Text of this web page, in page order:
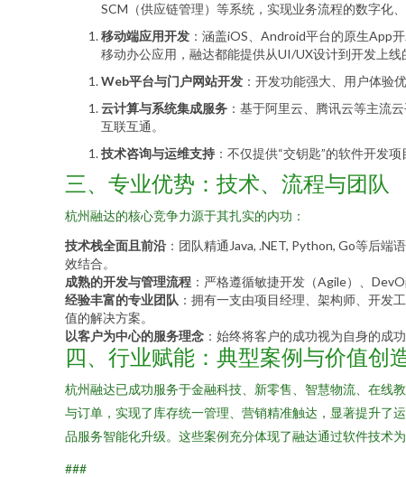
SCM（供应链管理）等系统，实现业务流程的数字化、
移动端应用开发 ：涵盖iOS、Android平台的原生App
移动办公应用，融达都能提供从UI/UX设计到开发上线
Web平台与门户网站开发 ：开发功能强大、用户体验
云计算与系统集成服务 ：基于阿里云、腾讯云等主流
互联互通。
技术咨询与运维支持 ：不仅提供“交钥匙”的软件开发
三、专业优势：技术、流程与团队
杭州融达的核心竞争力源于其扎实的内功：
技术栈全面且前沿 ：团队精通Java, .NET, Python, Go等后
效结合。
成熟的开发与管理流程 ：严格遵循敏捷开发（Agile）、
经验丰富的专业团队 ：拥有一支由项目经理、架构师、开发
值的解决方案。
以客户为中心的服务理念 ：始终将客户的成功视为自身的成
四、行业赋能：典型案例与价值创
杭州融达已成功服务于金融科技、新零售、智慧物流、在线
与订单，实现了库存统一管理、营销精准触达，显著提升了
品服务智能化升级。这些案例充分体现了融达通过软件技术
###